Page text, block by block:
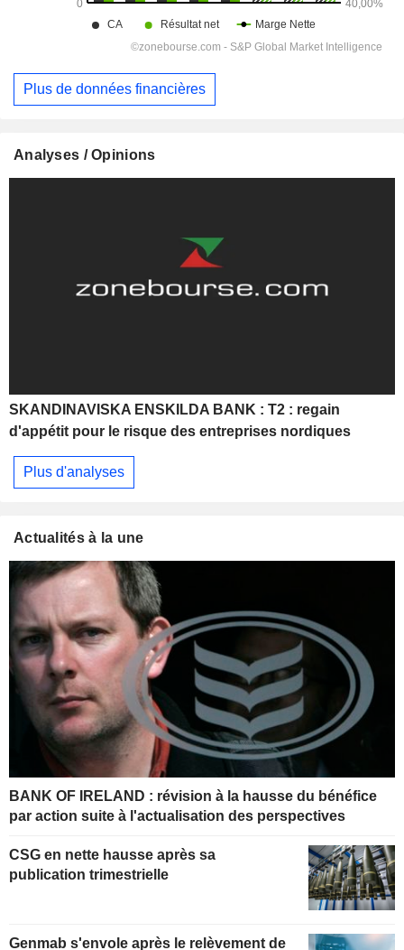
Plus de données financières
Analyses / Opinions
SKANDINAVISKA ENSKILDA BANK : T2 : regain
d'appétit pour le risque des entreprises nordiques
Plus d'analyses
Actualités à la une
BANK OF IRELAND : révision à la hausse du bénéfice
par action suite à l'actualisation des perspectives
CSG en nette hausse après sa
publication trimestrielle
Genmab s'envole après le relèvement de